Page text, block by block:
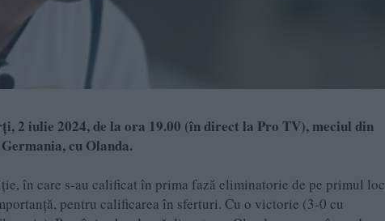
2 iulie 2024, de la ora 19.00 (în direct la Pro TV), meciul din
cu Olanda.
în care s-au calificat în prima fază eliminatorie de pe primul loc
pentru calificarea în sferturi. Cu o victorie (3-0 cu